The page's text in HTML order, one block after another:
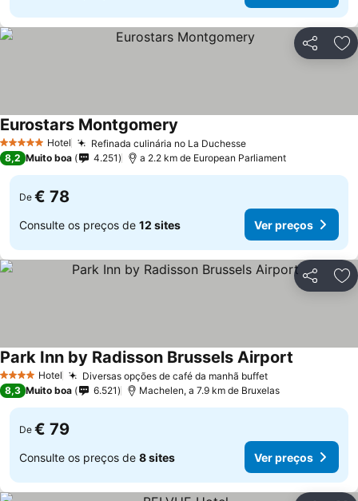
Partilhar
5 Estrelas Hotel Refinada culinária no La Duchesse
Eurostars Montgomery
8,2 Muito boa 4.251 a 2.2 km de European Parliament
De € 78
Consulte os preços de 12 sites Ver preços
Partilhar
4 EstrelasHotel Diversas opções de café da manhã buffet
Park Inn by Radisson Brussels Airport
8,3 Muito boa 6.521 Machelen, a 7.9 km de Bruxelas
De € 79
Consulte os preços de 8 sites Ver preços